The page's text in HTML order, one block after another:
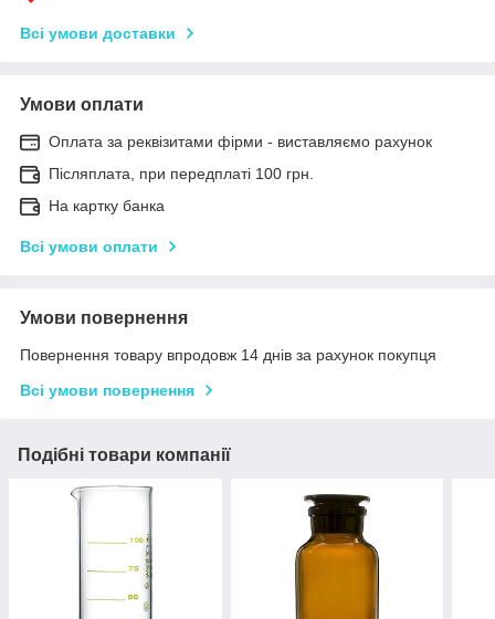
Всі умови доставки
Умови оплати
Оплата за реквізитами фірми - виставляємо рахунок
Післяплата, при передплаті 100 грн.
На картку банка
Всі умови оплати
Умови повернення
Повернення товару впродовж 14 днів за рахунок покупця
Всі умови повернення
Подібні товари компанії